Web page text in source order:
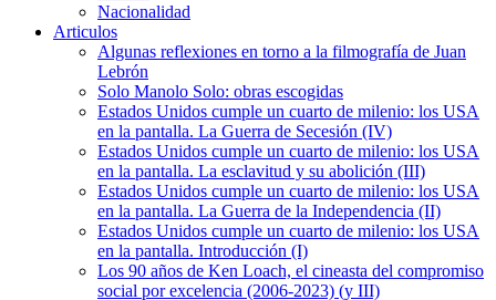
Nacionalidad
Articulos
Algunas reflexiones en torno a la filmografía de Juan
Lebrón
Solo Manolo Solo: obras escogidas
Estados Unidos cumple un cuarto de milenio: los USA
en la pantalla. La Guerra de Secesión (IV)
Estados Unidos cumple un cuarto de milenio: los USA
en la pantalla. La esclavitud y su abolición (III)
Estados Unidos cumple un cuarto de milenio: los USA
en la pantalla. La Guerra de la Independencia (II)
Estados Unidos cumple un cuarto de milenio: los USA
en la pantalla. Introducción (I)
Los 90 años de Ken Loach, el cineasta del compromiso
social por excelencia (2006-2023) (y III)